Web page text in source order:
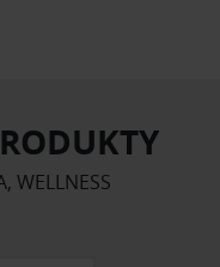
WELLNESS